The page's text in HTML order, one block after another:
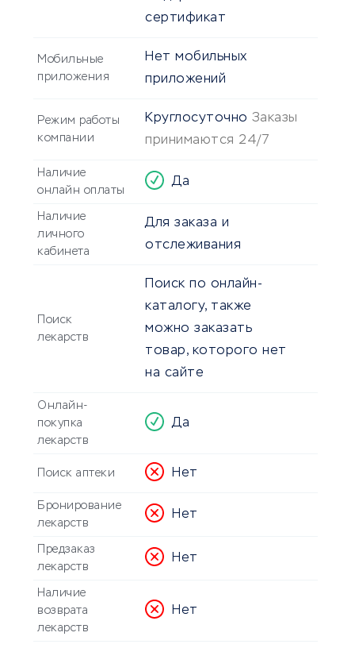
сертификат
Мобильные
приложения
Нет мобильных
приложений
Режим работы
компании
Круглосуточно Заказы
принимаются 24/7
Наличие
онлайн оплаты
Да
Наличие
личного
кабинета
Для заказа и
отслеживания
Поиск
лекарств
Поиск по онлайн-
каталогу, также
можно заказать
товар, которого нет
на сайте
Онлайн-
покупка
лекарств
Да
Поиск аптеки Нет
Бронирование
лекарств
Нет
Предзаказ
лекарств
Нет
Наличие
возврата
лекарств
Нет